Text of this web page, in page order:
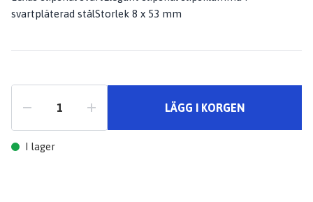
svartpläterad stålStorlek 8 x 53 mm
LÄGG I KORGEN
I lager